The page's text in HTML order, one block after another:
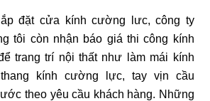
đặt cửa kính cường lưc, công ty
tôi còn nhận báo giá thi công kính
trang trí nội thất như làm mái kính
kính cường lực, tay vịn cầu
theo yêu cầu khách hàng. Những